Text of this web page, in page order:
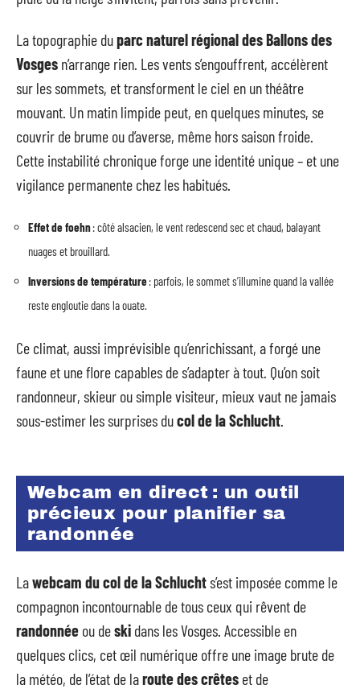
La topographie duparc naturel régional des Ballons des
Vosges n’arrange rien. Les vents s’engouffrent, accélèrent
sur les sommets, et transforment le ciel en un théâtre
mouvant. Un matin limpide peut, en quelques minutes, se
couvrir de brume ou d’averse, même hors saison froide.
Cette instabilité chronique forge une identité unique – et une
vigilance permanente chez les habitués.
Effet de foehn: côté alsacien, le vent redescend sec et chaud, balayant
nuages et brouillard.
Inversions de température: parfois, le sommet s’illumine quand la vallée
reste engloutie dans la ouate.
Ce climat, aussi imprévisible qu’enrichissant, a forgé une
faune et une flore capables de s’adapter à tout. Qu’on soit
randonneur, skieur ou simple visiteur, mieux vaut ne jamais
sous-estimer les surprises ducol de la Schlucht
Webcam en direct : un outil
précieux pour planifier sa
randonnée
Lawebcam du col de la Schluchts’est imposée comme le
compagnon incontournable de tous ceux qui rêvent de
randonnée ou deski dans les Vosges. Accessible en
quelques clics, cet œil numérique offre une image brute de
la météo, de l’état de laroute des crêtes et de